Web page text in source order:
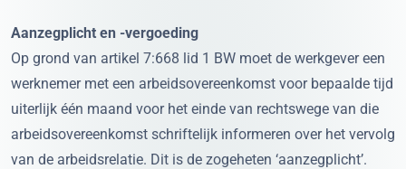
Aanzegplicht en -vergoeding
Op grond van artikel 7:668 lid 1 BW moet de werkgever een
werknemer met een arbeidsovereenkomst voor bepaalde tijd
uiterlijk één maand voor het einde van rechtswege van die
arbeidsovereenkomst schriftelijk informeren over het vervolg
van de arbeidsrelatie. Dit is de zogeheten ‘aanzegplicht’.